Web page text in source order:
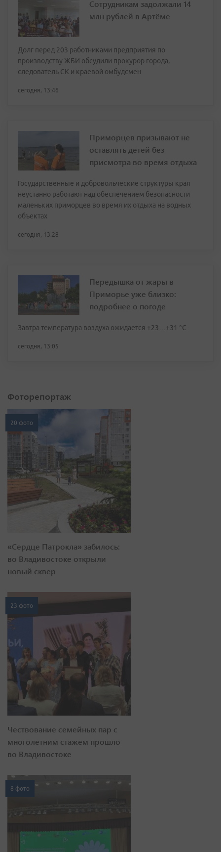
Сотрудникам задолжали 14
млн рублей в Артёме
Долг перед 203 работниками предприятия по
производству ЖБИ обсудили прокурор города,
следователь СК и краевой омбудсмен
сегодня, 13:46
Приморцев призывают не
оставлять детей без
присмотра во время отдыха
Государственные и добровольческие структуры края
неустанно работают над обеспечением безопасности
маленьких приморцев во время их отдыха на водных
объектах
сегодня, 13:28
Передышка от жары в
Приморье уже близко:
подробнее о погоде
Завтра температура воздуха ожидается +23…+31 °C
сегодня, 13:05
Фоторепортаж
20 фото
«Сердце Патрокла» забилось:
во Владивостоке открыли
новый сквер
23 фото
Чествование семейных пар с
многолетним стажем прошло
во Владивостоке
8 фото